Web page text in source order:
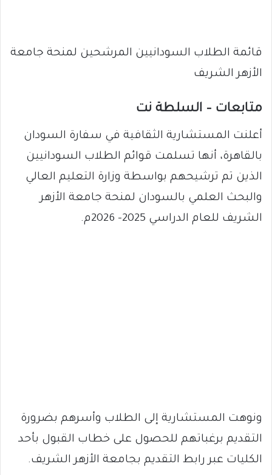
قائمة الطلاب السودانيين المرشحين لمنحة جامعة
الأزهر الشريف
متابعات – السلطة نت
أعلنت المستشارية الثقافية في سفارة السودان
بالقاهرة، أنها تسلمت قوائم الطلاب السودانيين
الذين تم ترشيحهم بواسطة وزارة التعليم العالي
والبحث العلمي بالسودان لمنحة جامعة الأزهر
الشريف للعام الدراسي 2025- 2026م.
ونوهت المستشارية إلى الطلاب وأسرهم بضرورة
التقديم برغباتهم للحصول على خطاب القبول بأحد
الكليات عبر رابط التقديم بجامعة الأزهر الشريف.